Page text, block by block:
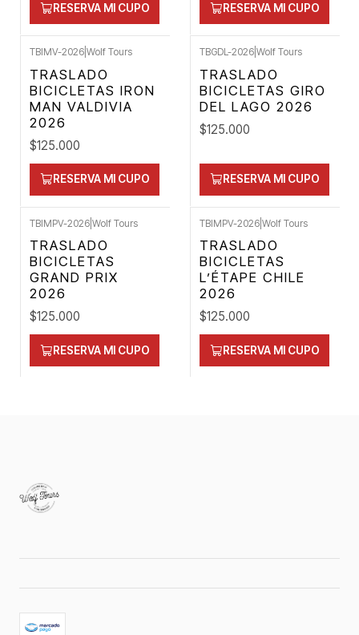
RESERVA MI CUPO RESERVA MI CUPO
TBIMV-2026 Wolf Tours
TRASLADO
BICICLETAS IRON
MAN VALDIVIA
2026
$125.000
RESERVA MI CUPO
TBGDL-2026 Wolf Tours
TRASLADO
BICICLETAS GIRO
DEL LAGO 2026
$125.000
RESERVA MI CUPO
TBIMPV-2026 Wolf Tours
TRASLADO
BICICLETAS
GRAND PRIX
2026
$125.000
RESERVA MI CUPO
TBIMPV-2026 Wolf Tours
TRASLADO
BICICLETAS
L’ÉTAPE CHILE
2026
$125.000
RESERVA MI CUPO